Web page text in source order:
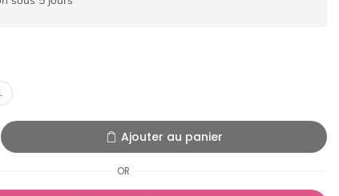
L
Ajouter au panier
OR